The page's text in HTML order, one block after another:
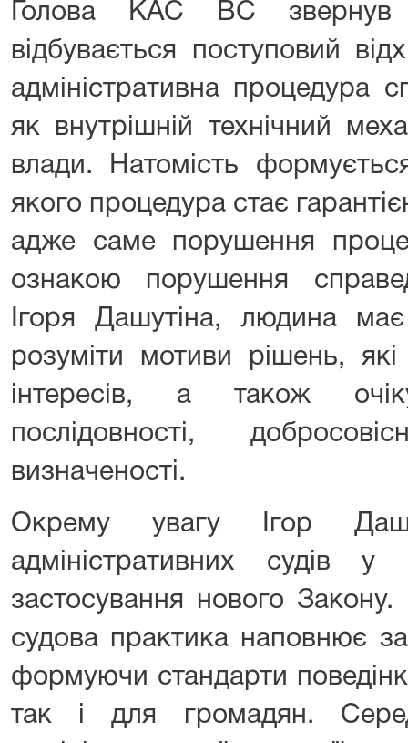
Голова КАС ВС звернув
відбувається поступовий
адміністративна процедура
як внутрішній технічний
влади. Натомість
якого процедура стає
адже саме порушення
ознакою порушення
Ігоря Дашутіна, людина
розуміти мотиви рішень,
інтересів, а також
послідовності,
визначеності.
Окрему увагу Ігор
адміністративних судів у
застосування нового
судова практика наповнює
формуючи стандарти
так і для громадян.